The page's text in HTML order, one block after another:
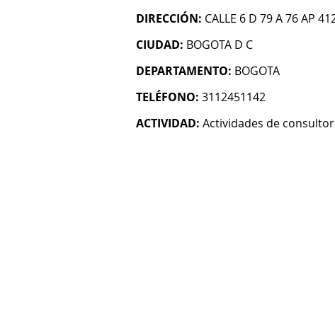
DIRECCIÓN: CALLE 6 D 79 A 76 AP
CIUDAD: BOGOTA D C
DEPARTAMENTO: BOGOTA
TELÉFONO: 3112451142
ACTIVIDAD: Actividades de